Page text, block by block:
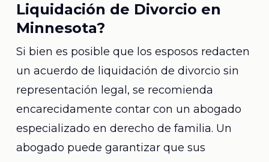
Liquidación de Divorcio en
Minnesota?
Si bien es posible que los esposos redacten
un acuerdo de liquidación de divorcio sin
representación legal, se recomienda
encarecidamente contar con un abogado
especializado en derecho de familia. Un
abogado puede garantizar que sus